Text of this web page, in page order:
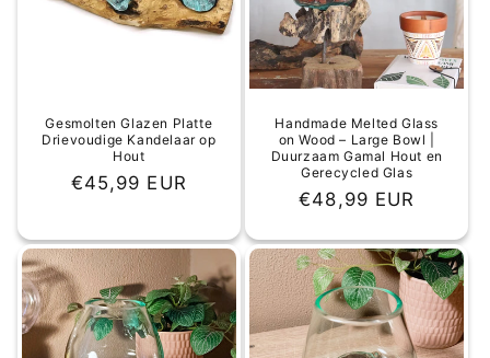
Gesmolten Glazen Platte
Drievoudige Kandelaar op
Hout
Normale
€45,99 EUR
Handmade Melted Glass
on Wood – Large Bowl |
Duurzaam Gamal Hout en
Gerecycled Glas
Normale
€48,99 EUR